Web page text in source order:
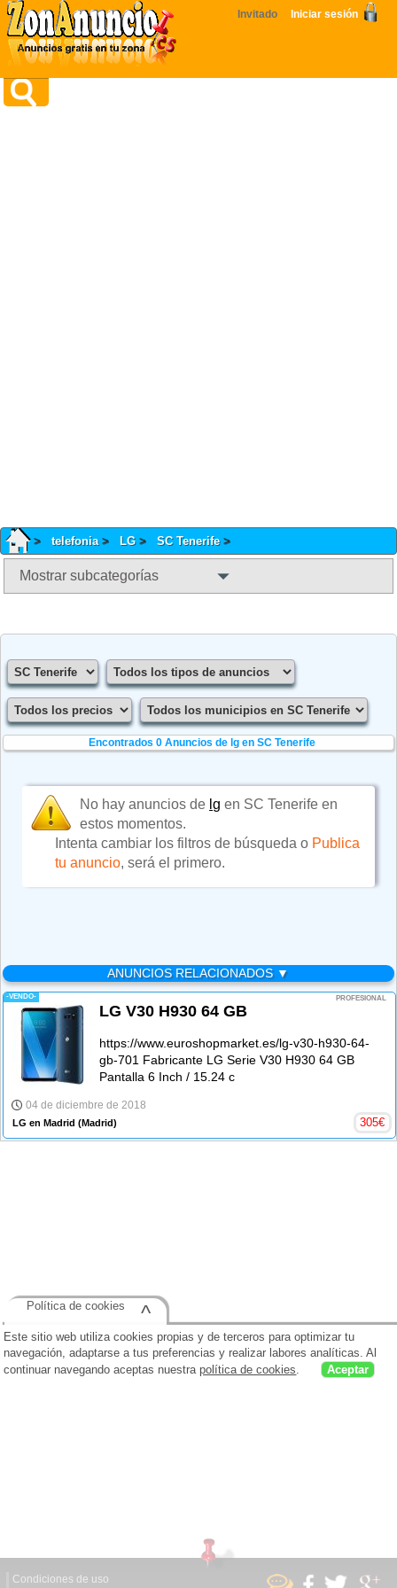
Invitado Iniciar sesión
telefonia LG SC Tenerife
Mostrar subcategorías
Encontrados 0Anuncios de lg en SC Tenerife
No hay anuncios de lg en SC Tenerife en
estos momentos.
Intenta cambiar los filtros de búsqueda o Publica
tu anuncio, será el primero.
ANUNCIOS RELACIONADOS ▼
-VENDO- PROFESIONAL
LG V30 H930 64 GB
https://www.euroshopmarket.es/lg-v30-h930-64-
gb-701 Fabricante LG Serie V30 H930 64 GB
Pantalla 6 Inch / 15.24 c
04 de diciembre de 2018
LG en Madrid (Madrid) 305€
Condiciones de uso
Este sitio web utiliza cookies propias y de terceros para optimizar tu
navegación, adaptarse a tus preferencias y realizar labores analíticas. Al
continuar navegando aceptas nuestrapolítica de cookies Aceptar
Política de cookies ^